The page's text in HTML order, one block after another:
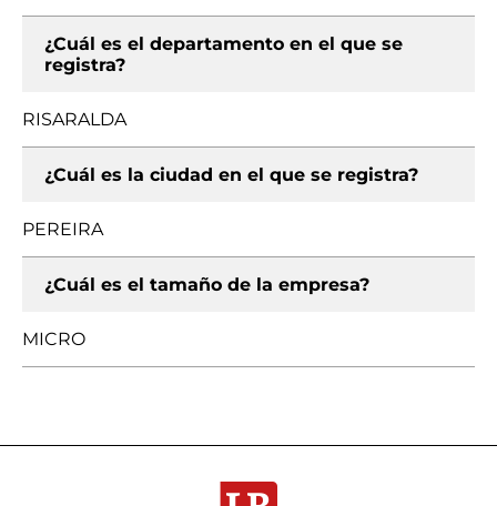
¿Cuál es el departamento en el que se
registra?
RISARALDA
¿Cuál es la ciudad en el que se registra?
PEREIRA
¿Cuál es el tamaño de la empresa?
MICRO